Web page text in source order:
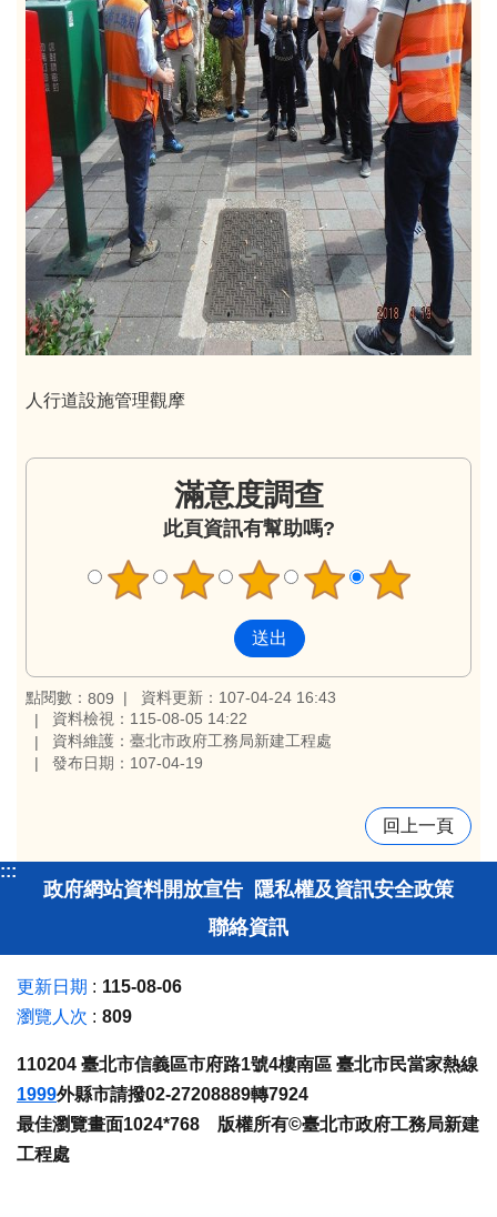
人行道設施管理觀摩
滿意度調查
此頁資訊有幫助嗎?
點閱數： 809
資料更新：107-04-24 16:43
資料檢視：115-08-05 14:22
資料維護：臺北市政府工務局新建工程處
發布日期：107-04-19
回上一頁
:::
政府網站資料開放宣告 隱私權及資訊安全政策
聯絡資訊
更新日期
115-08-06
瀏覽人次
809
110204 臺北市信義區市府路1號4樓南區 臺北市民當家熱線
1999外縣市請撥02-27208889轉7924
最佳瀏覽畫面1024*768 版權所有©臺北市政府工務局新建
工程處